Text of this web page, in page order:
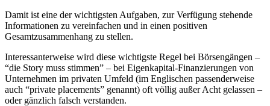
Damit ist eine der wichtigsten Aufgaben, zur Verfügung stehende
Informationen zu vereinfachen und in einen positiven
Gesamtzusammenhang zu stellen.
Interessanterweise wird diese wichtigste Regel bei Börsengängen –
“die Story muss stimmen” – bei Eigenkapital-Finanzierungen von
Unternehmen im privaten Umfeld (im Englischen passenderweise
auch “private placements” genannt) oft völlig außer Acht gelassen –
oder gänzlich falsch verstanden.